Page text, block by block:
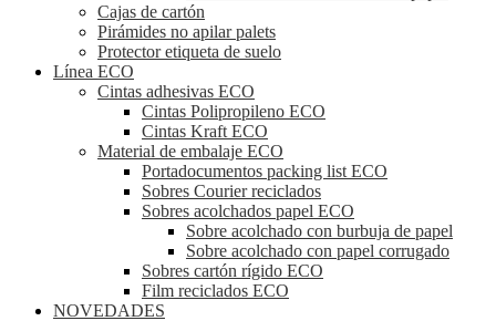
Cajas de cartón
Pirámides no apilar palets
Protector etiqueta de suelo
Línea ECO
Cintas adhesivas ECO
Cintas Polipropileno ECO
Cintas Kraft ECO
Material de embalaje ECO
Portadocumentos packing list ECO
Sobres Courier reciclados
Sobres acolchados papel ECO
Sobre acolchado con burbuja de papel
Sobre acolchado con papel corrugado
Sobres cartón rígido ECO
Film reciclados ECO
NOVEDADES